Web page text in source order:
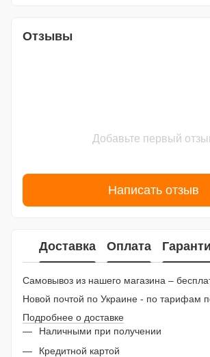
Отзывы
Добавьте первый
Написать отзыв
Доставка Оплата
Самовывоз из нашего магазина –
Новой почтой по Украине - по тарифам
Подробнее о доставке
Наличными при получении
Кредитной картой